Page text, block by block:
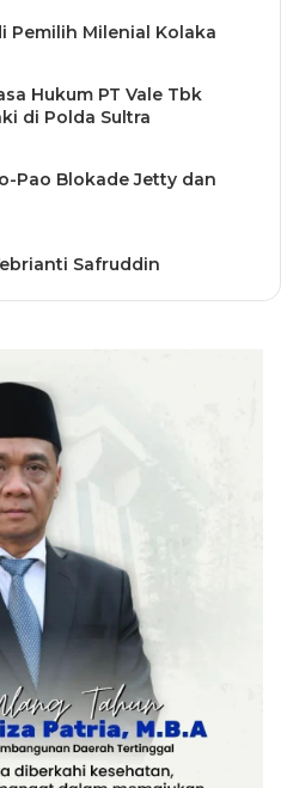
Pemilih Milenial Kolaka
Hukum PT Vale Tbk
di Polda Sultra
Pao Blokade Jetty dan
Safruddin